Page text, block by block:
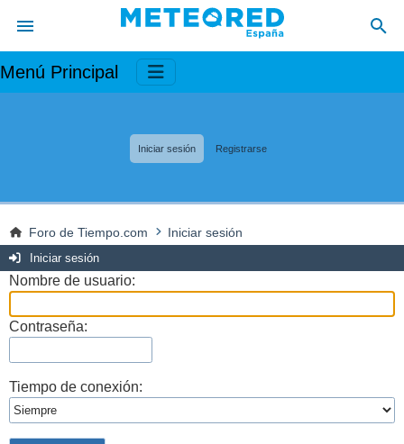
Menú Principal
Iniciar sesión Registrarse
Foro de Tiempo.com Iniciar sesión
Iniciar sesión
Nombre de usuario:
Contraseña:
Tiempo de conexión: